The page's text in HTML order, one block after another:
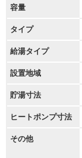
容量
タイプ
給湯タイプ
設置地域
貯湯寸法
ヒートポンプ寸法
その他